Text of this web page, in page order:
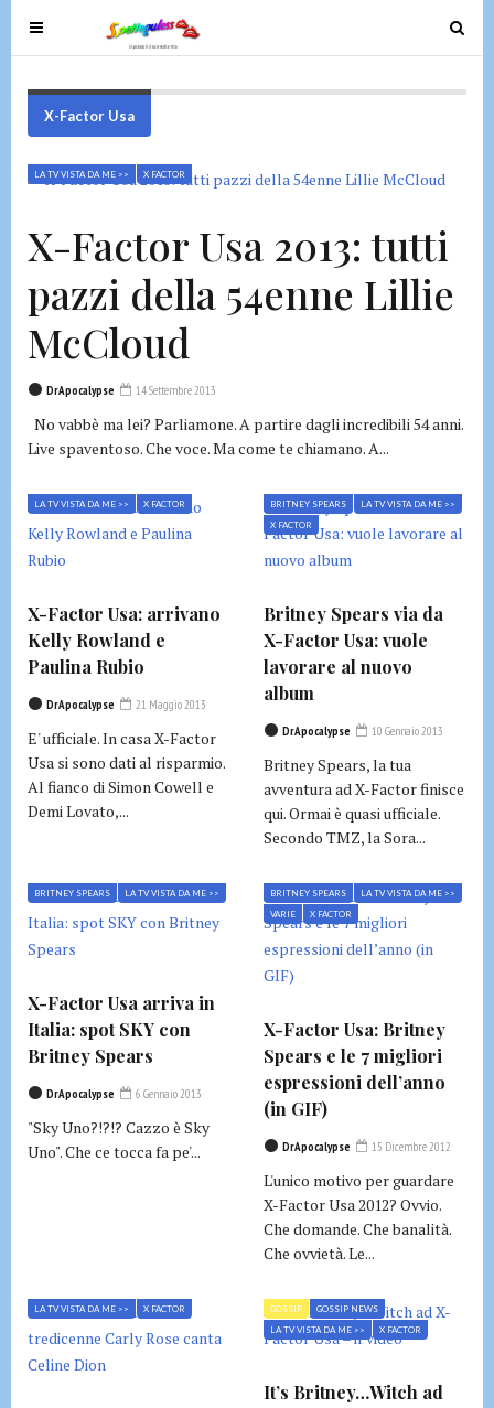
T
o
l
n
v
i
g
a
o
n
T
o
g
n
X-Factor Usa
LA TV VISTA DA ME >> X FACTOR
X-Factor Usa 2013: tutti
pazzi della 54enne Lillie
McCloud
DrApocalypse 14 Settembre 2013
No vabbè ma lei? Parliamone. A partire dagli incredibili 54 anni.
Live spaventoso. Che voce. Ma come te chiamano. A...
LA TV VISTA DA ME >> X FACTOR
X-Factor Usa: arrivano
Kelly Rowland e
Paulina Rubio
DrApocalypse 21 Maggio 2013
E' ufficiale. In casa X-Factor
Usa si sono dati al risparmio.
Al fianco di Simon Cowell e
Demi Lovato,...
BRITNEY SPEARS
LA TV VISTA DA ME >>
X FACTOR
Britney Spears via da
X-Factor Usa: vuole
lavorare al nuovo
album
DrApocalypse 10 Gennaio 2013
Britney Spears, la tua
avventura ad X-Factor finisce
qui. Ormai è quasi ufficiale.
Secondo TMZ, la Sora...
BRITNEY SPEARS LA TV VISTA DA ME >>
X-Factor Usa arriva in
Italia: spot SKY con
Britney Spears
DrApocalypse 6 Gennaio 2013
"Sky Uno?!?!? Cazzo è Sky
Uno". Che ce tocca fa pe'...
BRITNEY SPEARS
LA TV VISTA DA ME >>
VARIE
X FACTOR
X-Factor Usa: Britney
Spears e le 7 migliori
espressioni dell’anno
(in GIF)
DrApocalypse 15 Dicembre 2012
L'unico motivo per guardare
X-Factor Usa 2012? Ovvio.
Che domande. Che banalità.
Che ovvietà. Le...
LA TV VISTA DA ME >> X FACTOR GOSSIP
GOSSIP NEWS
LA TV VISTA DA ME >>
X FACTOR
It’s Britney…Witch ad